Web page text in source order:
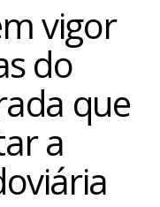
vigor
do
que
a